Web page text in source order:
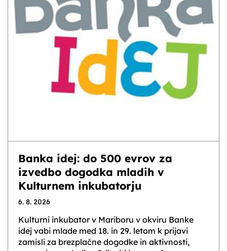
Banka idej: do 500 evrov za
izvedbo dogodka mladih v
Kulturnem inkubatorju
6. 8. 2026
Kulturni inkubator v Mariboru v okviru Banke
idej vabi mlade med 18. in 29. letom k prijavi
zamisli za brezplačne dogodke in aktivnosti,